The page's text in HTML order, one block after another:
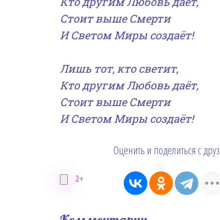
Стоит выше Смерти
И Светом Миры создаёт!
Лишь тот, кто светит,
Кто другим Любовь даёт,
Стоит выше Смерти
И Светом Миры создаёт!
2+
Оценить и поделиться с